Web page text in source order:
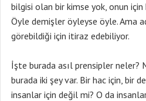
bilgisi olan bir kimse yok, onun
Öyle demişler öyleyse öyle. Ama
görebildiği için itiraz edebiliyor.
İşte burada asıl prensipler neler?
burada iki şey var. Bir hac için, bir
insanlar için değil mi? O da